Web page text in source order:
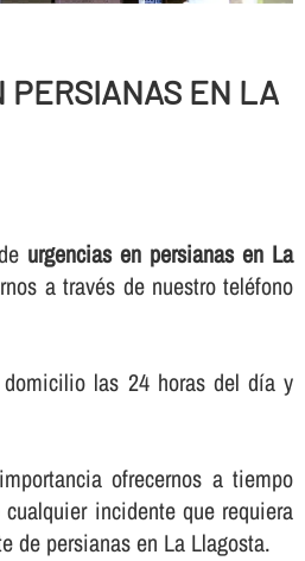
PERSIANAS EN LA
urgencias en persianas en La
a través de nuestro teléfono
las 24 horas del dí­a y
ofrecernos a tiempo
incidente que requiera
de persianas en La Llagosta.